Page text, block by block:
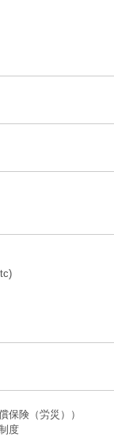
保険（労災））
度